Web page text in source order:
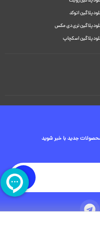
پلاگین اتوکد
پلاگین تری دی مکس
پلاگین اسکچاپ
جدید با خبر شوید